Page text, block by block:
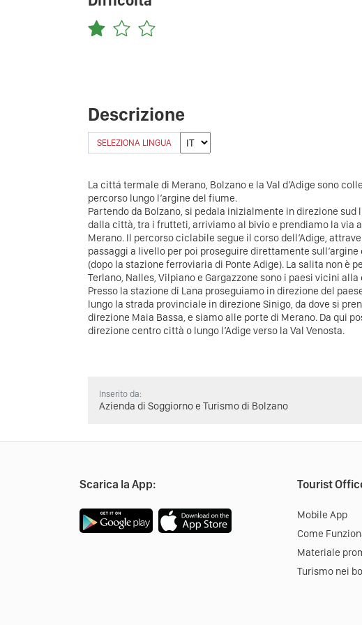
Descrizione
SELEZIONA LINGUA
La cittá termale di Merano, Bolzano e la Val d’Adige sono
percorso lungo l’argine del fiume.
Partendo da Bolzano, si pedala inizialmente in direzione sud
dalla città, tra i frutteti, arriviamo al bivio e prendiamo la via
Merano. Il percorso ciclabile segue il corso dell’Adige,
passaggi a livello per poi proseguire direttamente
(dopo la stazione ferroviaria di Ponte Adige). La salita non è
Terlano, Nalles, Vilpiano e Gargazzone sono i paesi vicini
Presso la stazione di Lana proseguiamo in direzione del
lungo la strada provinciale in direzione Sinigo, da dove si
direzione Maia Bassa, e siamo alle porte di Merano. Da qui
direzione centro città o lungo l’Adige verso la Val Venosta.
Inserito da:
Azienda di Soggiorno e Turismo di Bolzano
Scarica la App: Tourist
Mobile App
Come
Materiale
Turismo nei